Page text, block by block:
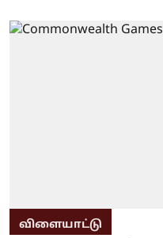
விளையாட்டு